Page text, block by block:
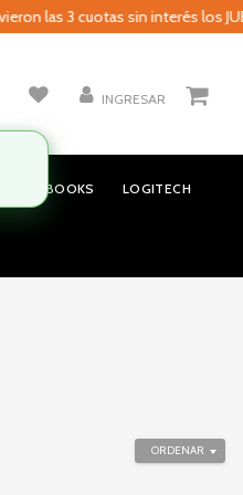
las 3 cuotas sin interés los
INGRESAR
NOTEBOOKS LOGITECH
ORDENAR